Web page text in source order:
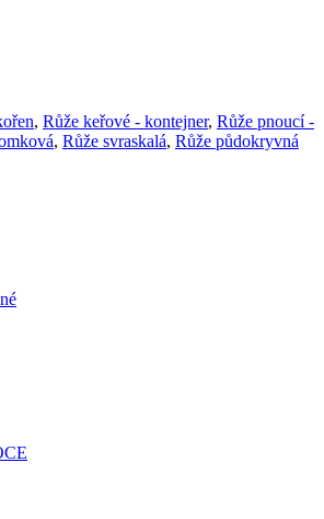
, Růže keřové - kontejner, Růže pnoucí -
, Růže svraskalá, Růže půdokryvná